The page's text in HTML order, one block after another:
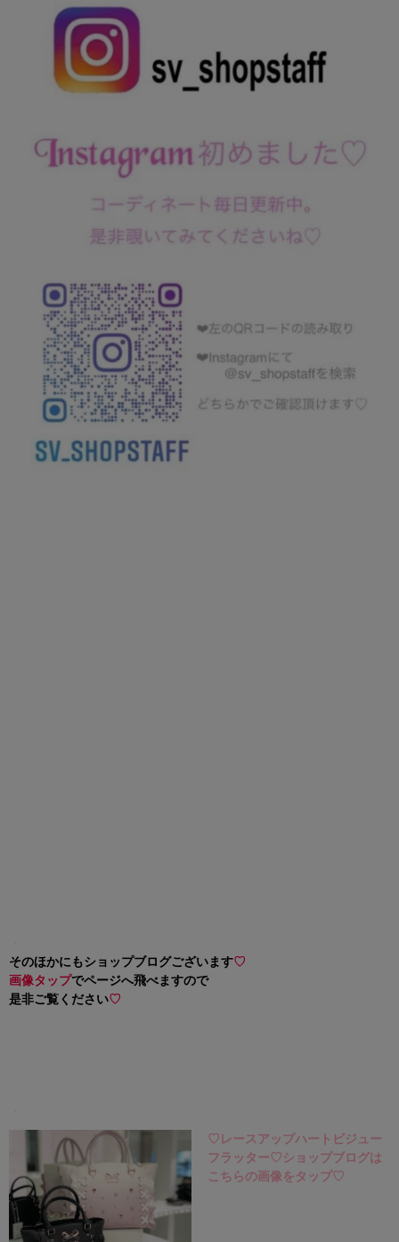
そのほかにもショップブログございます♡
画像タップでページへ飛べますので
是非ご覧ください♡
♡レースアップハートビジュー
フラッター♡ショップブログは
こちらの画像をタップ♡